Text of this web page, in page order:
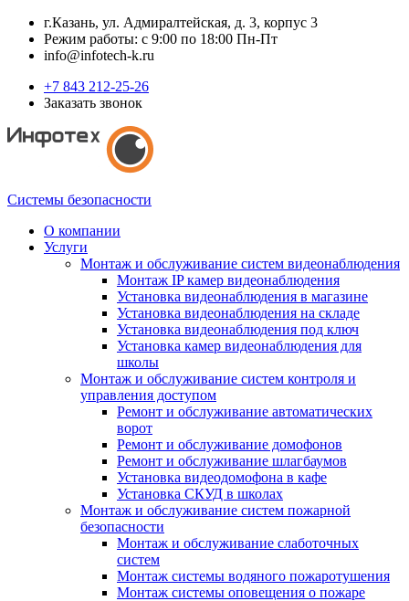
г.Казань, ул. Адмиралтейская, д. 3, корпус 3
Режим работы: с 9:00 по 18:00 Пн-Пт
info@infotech-k.ru
+7 843 212-25-26
Заказать звонок
Системы безопасности
О компании
Услуги
Монтаж и обслуживание систем видеонаблюдения
Монтаж IP камер видеонаблюдения
Установка видеонаблюдения в магазине
Установка видеонаблюдения на складе
Установка видеонаблюдения под ключ
Установка камер видеонаблюдения для
школы
Монтаж и обслуживание систем контроля и
управления доступом
Ремонт и обслуживание автоматических
ворот
Ремонт и обслуживание домофонов
Ремонт и обслуживание шлагбаумов
Установка видеодомофона в кафе
Установка СКУД в школах
Монтаж и обслуживание систем пожарной
безопасности
Монтаж и обслуживание слаботочных
систем
Монтаж системы водяного пожаротушения
Монтаж системы оповещения о пожаре